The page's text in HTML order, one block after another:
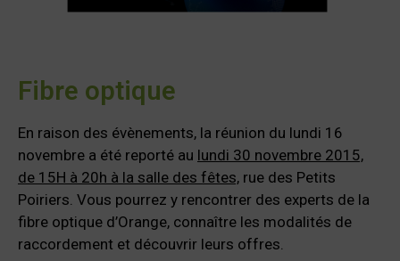
Fibre optique
En raison des évènements, la réunion du lundi 16
novembre a été reporté au lundi 30 novembre 2015,
de 15H à 20h à la salle des fêtes, rue des Petits
Poiriers. Vous pourrez y rencontrer des experts de la
fibre optique d’Orange, connaître les modalités de
raccordement et découvrir leurs offres.